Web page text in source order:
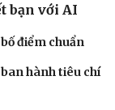
bạn với AI
điểm chuẩn
hành tiêu chí